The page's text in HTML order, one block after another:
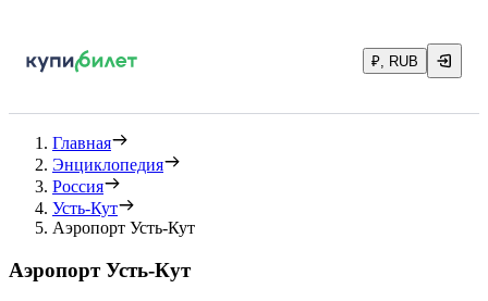
₽, RUB
Главная
Энциклопедия
Россия
Усть-Кут
Аэропорт Усть-Кут
Аэропорт Усть-Кут